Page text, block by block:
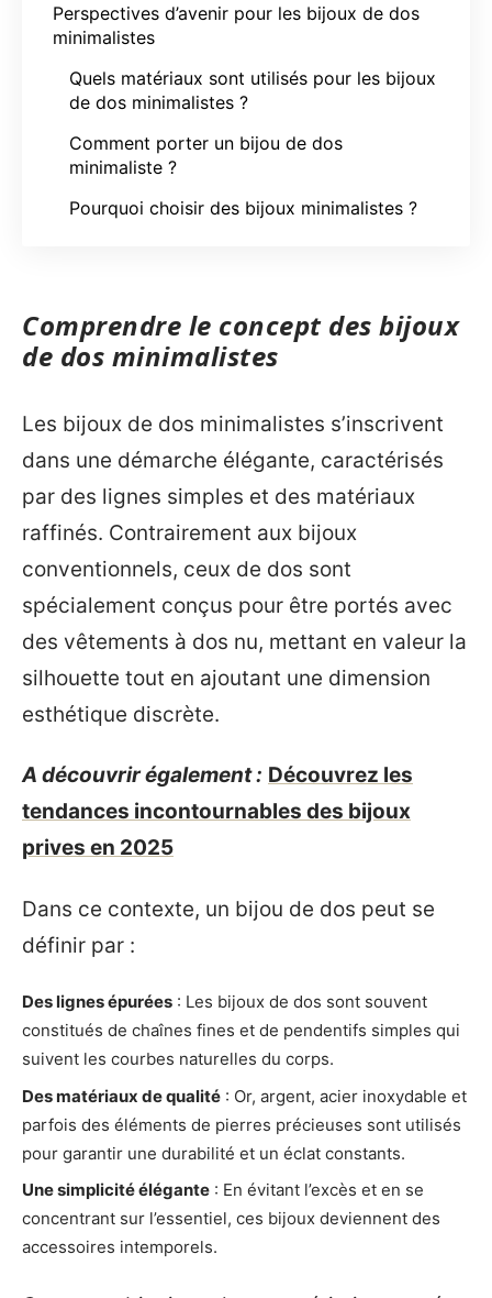
Perspectives d’avenir pour les bijoux de dos
minimalistes
Quels matériaux sont utilisés pour les bijoux
de dos minimalistes ?
Comment porter un bijou de dos
minimaliste ?
Pourquoi choisir des bijoux minimalistes ?
Comprendre le concept des bijoux
de dos minimalistes
Les bijoux de dos minimalistes s’inscrivent
dans une démarche élégante, caractérisés
par des lignes simples et des matériaux
raffinés. Contrairement aux bijoux
conventionnels, ceux de dos sont
spécialement conçus pour être portés avec
des vêtements à dos nu, mettant en valeur la
silhouette tout en ajoutant une dimension
esthétique discrète.
A découvrir également : Découvrez les
tendances incontournables des bijoux
prives en 2025
Dans ce contexte, un bijou de dos peut se
définir par :
Des lignes épurées : Les bijoux de dos sont souvent
constitués de chaînes fines et de pendentifs simples qui
suivent les courbes naturelles du corps.
Des matériaux de qualité : Or, argent, acier inoxydable et
parfois des éléments de pierres précieuses sont utilisés
pour garantir une durabilité et un éclat constants.
Une simplicité élégante : En évitant l’excès et en se
concentrant sur l’essentiel, ces bijoux deviennent des
accessoires intemporels.